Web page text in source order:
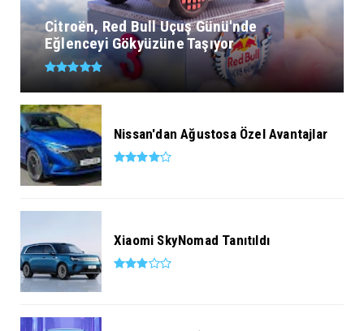
Citroën, Red Bull Uçuş Günü'nde
Eğlenceyi Gökyüzüne Taşıyor
Nissan'dan Ağustosa Özel Avantajlar
Xiaomi SkyNomad Tanıtıldı